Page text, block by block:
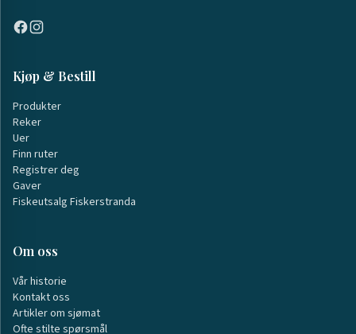
Kjøp & Bestill
Produkter
Reker
Uer
Finn ruter
Registrer deg
Gaver
Fiskeutsalg Fiskerstranda
Om oss
Vår historie
Kontakt oss
Artikler om sjømat
Ofte stilte spørsmål